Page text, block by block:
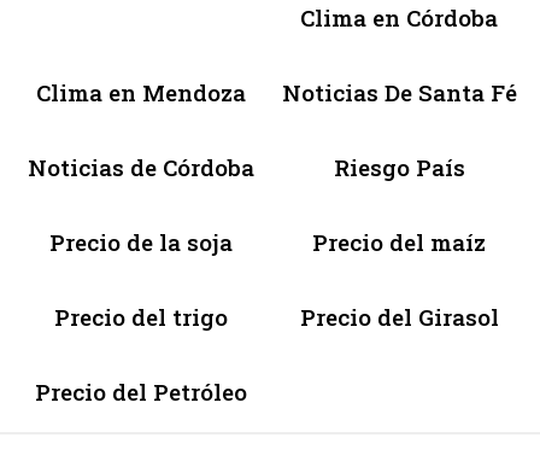
Clima en Córdoba
Clima en Mendoza Noticias De Santa Fé
Noticias de Córdoba Riesgo País
Precio de la soja Precio del maíz
Precio del trigo Precio del Girasol
Precio del Petróleo